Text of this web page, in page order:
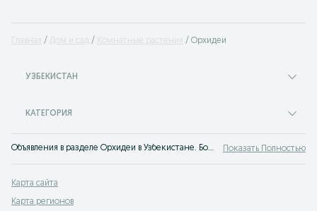
Главная Дом и сад Комнатные растения Орхидеи
УЗБЕКИСТАН
КАТЕГОРИЯ
Объявления в разделе Орхидеи в Узбекистане. Большой выбор товаров и услуг по выгодным ценам на OLX! Лучшие предложения ждут тебя на OLX.uz! Показать Полностью
Карта сайта
Карта регионов